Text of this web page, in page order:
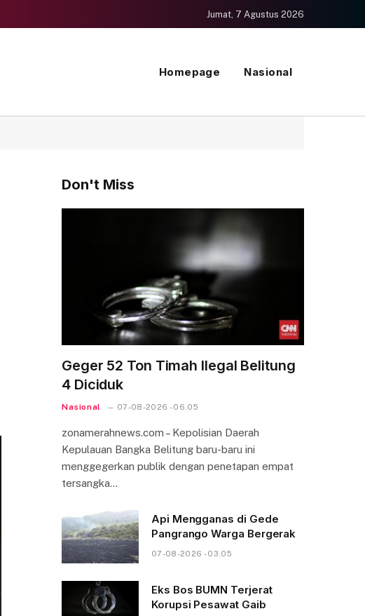
Jumat, 7 Agustus 2026
Homepage Nasional
Don't Miss
Geger 52 Ton Timah Ilegal Belitung
4 Diciduk
Nasional 07-08-2026 - 06.05
zonamerahnews.com – Kepolisian Daerah
Kepulauan Bangka Belitung baru-baru ini
menggegerkan publik dengan penetapan empat
tersangka…
Api Mengganas di Gede
Pangrango Warga Bergerak
07-08-2026 - 03.05
Eks Bos BUMN Terjerat
Korupsi Pesawat Gaib